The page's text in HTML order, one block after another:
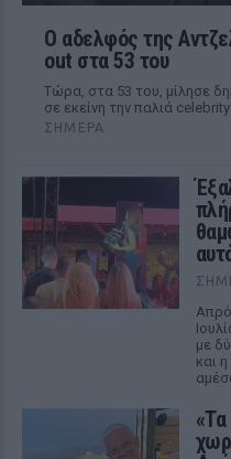
Ο αδελφός της
out στα 53 του
Τώρα, στα 53 του, μίλησε
σε εκείνη την παλιά
ΣΉΜΕΡΑ
με
και